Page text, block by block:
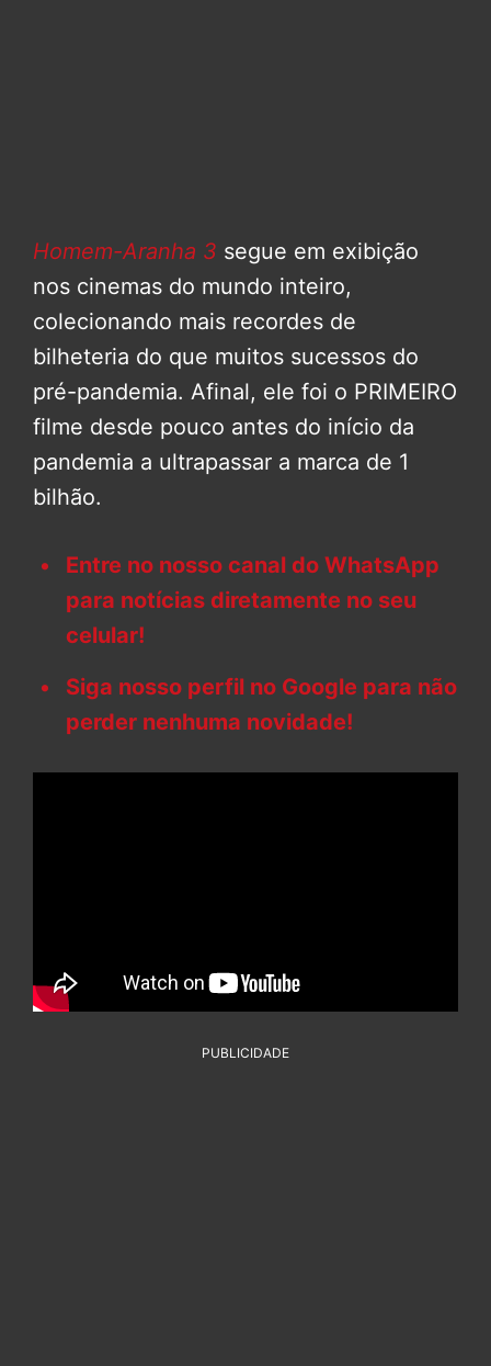
Homem-Aranha 3 segue em exibição
nos cinemas do mundo inteiro,
colecionando mais recordes de
bilheteria do que muitos sucessos do
pré-pandemia. Afinal, ele foi o PRIMEIRO
filme desde pouco antes do início da
pandemia a ultrapassar a marca de 1
bilhão.
Entre no nosso canal do WhatsApp
para notícias diretamente no seu
celular!
Siga nosso perfil no Google para não
perder nenhuma novidade!
PUBLICIDADE